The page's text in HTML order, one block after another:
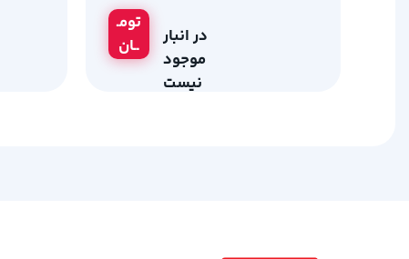
تومـ
ــان
در انبار
موجود
نیست